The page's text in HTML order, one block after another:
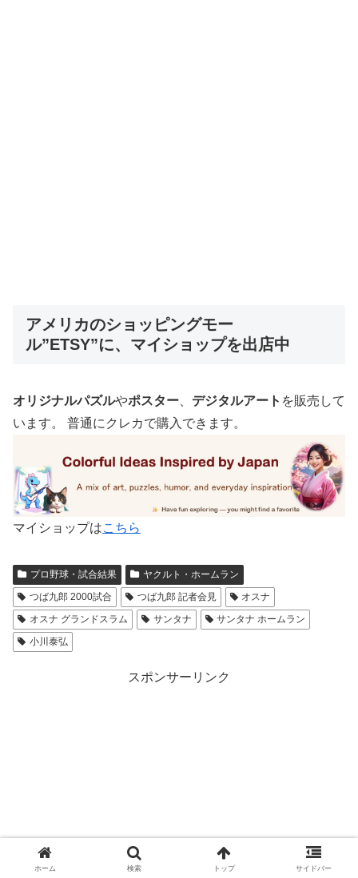
アメリカのショッピングモー
ル”ETSY”に、マイショップを出店中
オリジナルパズルやポスター デジタルアート を販売して
います。 普通にクレカで購入できます。
マイショップはこちら
プロ野球・試合結果
ヤクルト・ホームラン
つば九郎 2000試合
つば九郎 記者会見
オスナ
オスナ グランドスラム
サンタナ
サンタナ ホームラン
小川泰弘
スポンサーリンク
ホーム 検索 トップ サイドバー